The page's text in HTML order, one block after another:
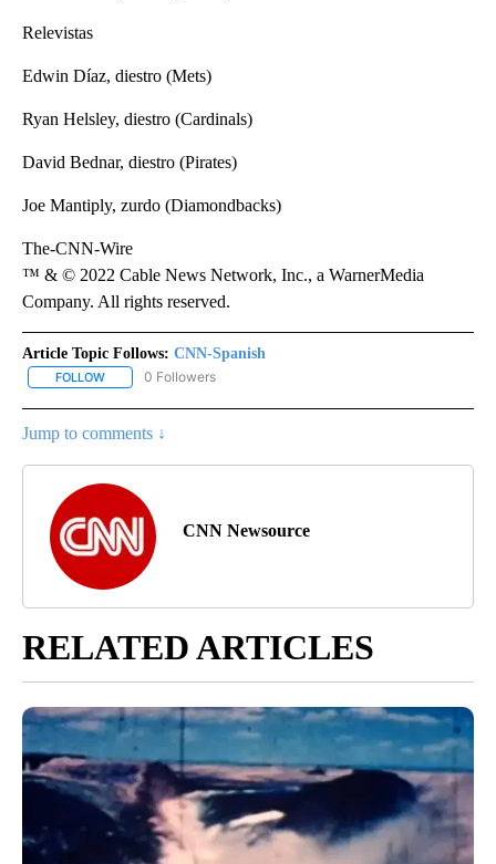
Relevistas
Edwin Díaz, diestro (Mets)
Ryan Helsley, diestro (Cardinals)
David Bednar, diestro (Pirates)
Joe Mantiply, zurdo (Diamondbacks)
The-CNN-Wire
™ & © 2022 Cable News Network, Inc., a WarnerMedia
Company. All rights reserved.
Article Topic Follows: CNN-Spanish
FOLLOW FOLLOW "CNN-SPANISH" TO RECEIVE NOTIFICATIONS ABOUT
0 Followers
Jump to comments ↓
CNN Newsource
RELATED ARTICLES